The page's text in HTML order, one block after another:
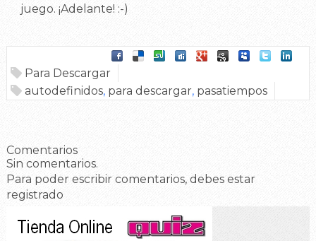
juego. ¡Adelante! :-)
Para Descargar
autodefinidos, para descargar, pasatiempos
Comentarios
Sin comentarios.
Para poder escribir comentarios, debes estar
registrado